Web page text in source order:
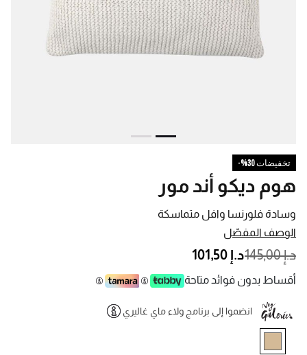
تخفيضات 30%-
وسادة فلورنسا وافل متماسكة
هوم ديكو أند مور
الوصف المفصّل
PRICE REDUCED FROM
د.إ 145,00 TO
د.إ 101,50
أقساط بدون فوائد متاحة
انضموا إلى برنامج ولاء ماي غاليري